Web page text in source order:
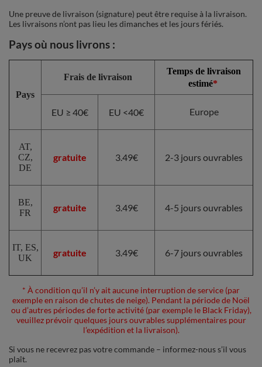
Une preuve de livraison (signature) peut être requise à la livraison.
Les livraisons n’ont pas lieu les dimanches et les jours fériés.
Pays où nous livrons :
Pays
Frais de livraison
Temps de livraison
estimé*
EU ≥ 40€ EU <40€ Europe
AT,
CZ,
DE
gratuite 3.49€ 2-3 jours ouvrables
BE,
FR
gratuite 3.49€ 4-5 jours ouvrables
IT, ES,
UK
gratuite 3.49€ 6-7 jours ouvrables
* À condition qu’il n’y ait aucune interruption de service (par
exemple en raison de chutes de neige). Pendant la période de Noël
ou d’autres périodes de forte activité (par exemple le Black Friday),
veuillez prévoir quelques jours ouvrables supplémentaires pour
l’expédition et la livraison).
Si vous ne recevrez pas votre commande – informez-nous s’il vous
plaît.